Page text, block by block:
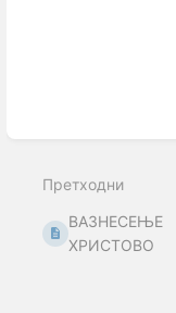
Претходни
ВАЗНЕСЕЊЕ
ХРИСТОВО